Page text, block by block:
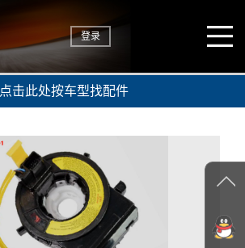
登录
点击此处按车型找配件